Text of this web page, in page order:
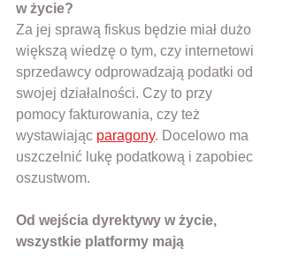
w życie?
Za jej sprawą fiskus będzie miał dużo
większą wiedzę o tym, czy internetowi
sprzedawcy odprowadzają podatki od
swojej działalności. Czy to przy
pomocy fakturowania, czy też
wystawiając paragony. Docelowo ma
uszczelnić lukę podatkową i zapobiec
oszustwom.
Od wejścia dyrektywy w życie,
wszystkie platformy mają